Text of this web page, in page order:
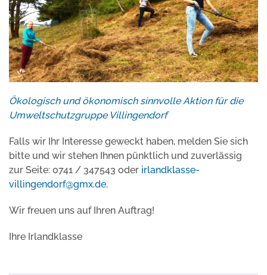
Ökologisch und ökonomisch sinnvolle Aktion für die
Umweltschutzgruppe Villingendorf
Falls wir Ihr Interesse geweckt haben, melden Sie sich
bitte und wir stehen Ihnen pünktlich und zuverlässig
zur Seite: 0741 / 347543 oder irlandklasse-
villingendorf@gmx.de.
Wir freuen uns auf Ihren Auftrag!
Ihre Irlandklasse